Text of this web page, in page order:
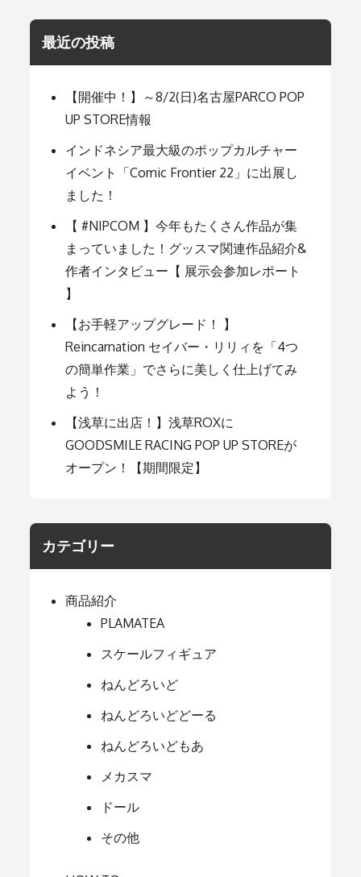
ゲ
ー
シ
ョ
ン
最近の投稿
【開催中！】～8/2(日)名古屋PARCO POP
UP STORE情報
インドネシア最大級のポップカルチャー
イベント「Comic Frontier 22」に出展し
ました！
【 #NIPCOM 】今年もたくさん作品が集
まっていました！グッスマ関連作品紹介&
作者インタビュー【 展示会参加レポート
】
【お手軽アップグレード！ 】
Reincarnation セイバー・リリィを「4つ
の簡単作業」でさらに美しく仕上げてみ
よう！
【浅草に出店！】浅草ROXに
GOODSMILE RACING POP UP STOREが
オープン！【期間限定】
カテゴリー
商品紹介
PLAMATEA
スケールフィギュア
ねんどろいど
ねんどろいどどーる
ねんどろいどもあ
メカスマ
ドール
その他